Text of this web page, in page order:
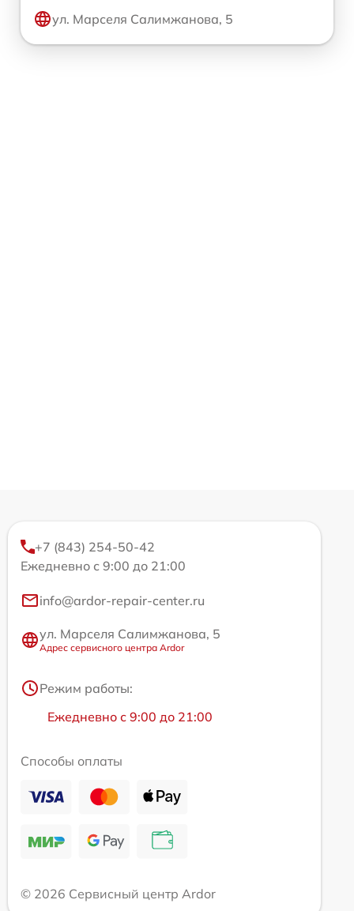
ул. Марселя Салимжанова, 5
+7 (843) 254-50-42
Ежедневно с 9:00 до 21:00
info@ardor-repair-center.ru
ул. Марселя Салимжанова, 5
Адрес сервисного центра Ardor
Режим работы:
Ежедневно с 9:00 до 21:00
Способы оплаты
© 2026 Сервисный центр Ardor